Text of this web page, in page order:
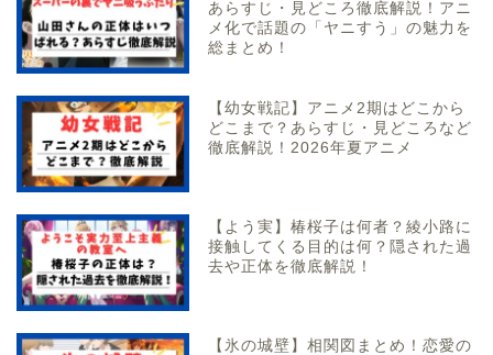
あらすじ・見どころ徹底解説！アニ
メ化で話題の「ヤニすう」の魅力を
総まとめ！
【幼女戦記】アニメ2期はどこから
どこまで？あらすじ・見どころなど
徹底解説！2026年夏アニメ
【よう実】椿桜子は何者？綾小路に
接触してくる目的は何？隠された過
去や正体を徹底解説！
【氷の城壁】相関図まとめ！恋愛の